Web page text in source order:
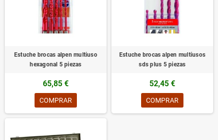
Estuche brocas alpen multiuso
hexagonal 5 piezas
65,85 €
COMPRAR
Estuche brocas alpen multiusos
sds plus 5 piezas
52,45 €
COMPRAR